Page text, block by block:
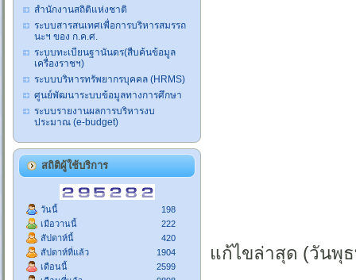
สำนักงานสถิติแห่งชาติ
ระบบสารสนเทศเพื่อการบริหารสมรรถ
นะฯ ของ ก.ค.ศ.
ระบบทะเบียนฐานันดร(สืบค้นข้อมูล
เครื่องราชฯ)
ระบบบริหารทรัพยากรบุคคล (HRMS)
ศูนย์พัฒนาระบบข้อมูลทางการศึกษา
ระบบรายงานผลการบริหารงบ
ประมาณ (e-budget)
สถิติผู้ใช้บริการ
วันนี้
198
เมือวานนี้
222
สัปดาห์นี้
420
สัปดาห์ที่แล้ว
1904
เดือนนี้
2599
แก้ไขล่าสุด (วันพุ